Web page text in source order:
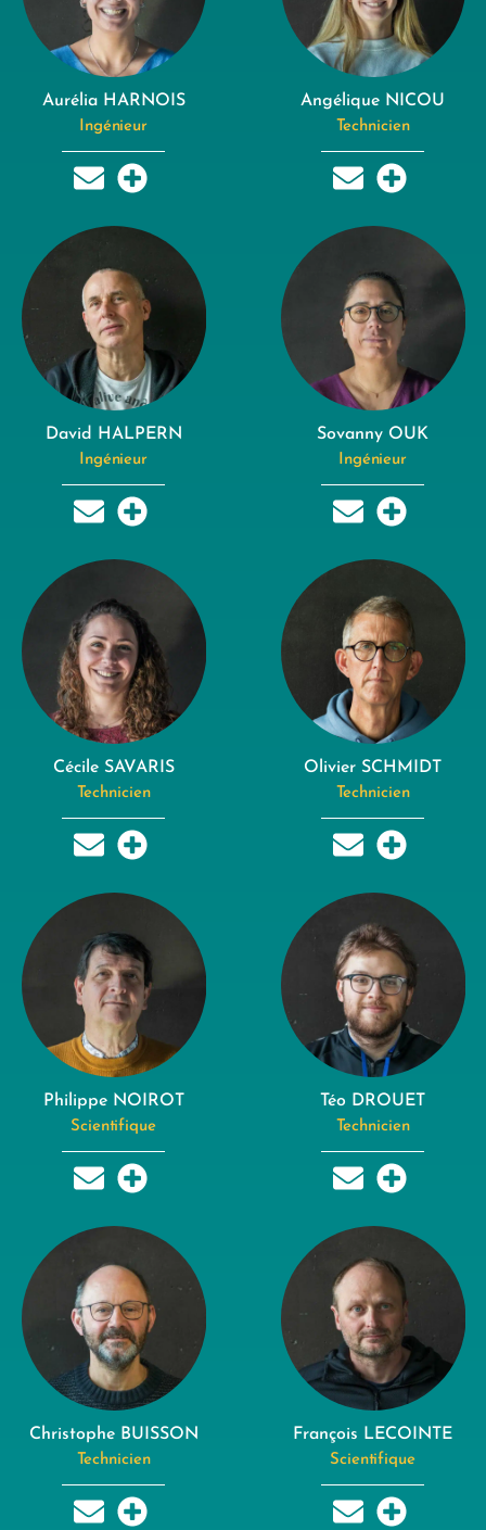
Aurélia HARNOIS
Ingénieur
Angélique NICOU
Technicien
David HALPERN
Ingénieur
Sovanny OUK
Ingénieur
Cécile SAVARIS
Technicien
Olivier SCHMIDT
Technicien
Philippe NOIROT
Scientifique
Téo DROUET
Technicien
Christophe BUISSON
Technicien
François LECOINTE
Scientifique